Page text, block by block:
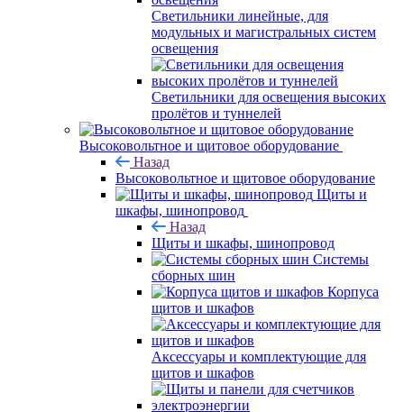
Светильники линейные, для
модульных и магистральных систем
освещения
Светильники для освещения высоких
пролётов и туннелей
Высоковольтное и щитовое оборудование
Назад
Высоковольтное и щитовое оборудование
Щиты и
шкафы, шинопровод
Назад
Щиты и шкафы, шинопровод
Системы
сборных шин
Корпуса
щитов и шкафов
Аксессуары и комплектующие для
щитов и шкафов